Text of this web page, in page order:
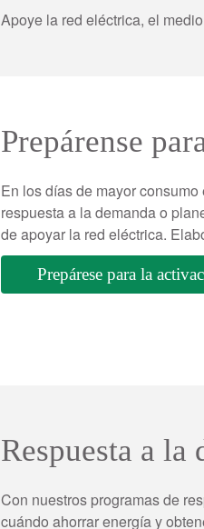
Apoye la red eléctrica, el
Prepárense
En los días de mayor
respuesta a la demanda o
de apoyar la red eléctrica.
Prepárese para la
Respuesta a la
Con nuestros programas de
cuándo ahorrar energía y